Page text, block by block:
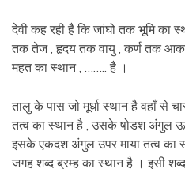
देवी कह रही है कि जांघो तक भूमि का
तक तेज , हृदय तक वायु , कर्ण तक
महत का स्थान , …….. है ।
तालु के पास जो मूर्धा स्थान है वहाँ से
तत्व का स्थान है , उसके षोडश अंगुल
इसके एकदश अंगुल उपर माया तत्व का
जगह शब्द ब्रम्ह का स्थान है । इसी शब्द